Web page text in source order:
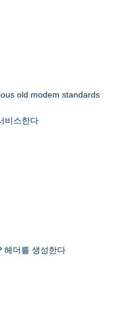
old modem standards
비스한다
헤더를 생성한다